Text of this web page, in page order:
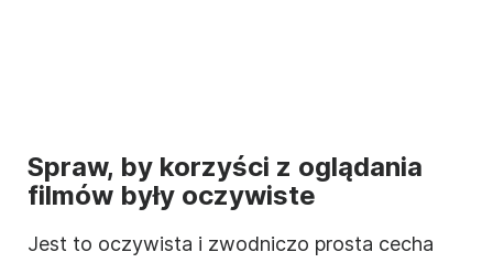
Spraw, by korzyści z oglądania
filmów były oczywiste
Jest to oczywista i zwodniczo prosta cecha